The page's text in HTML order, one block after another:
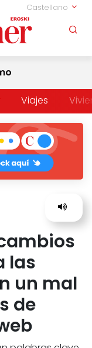
Castellano
Viajes
las
un mal
de